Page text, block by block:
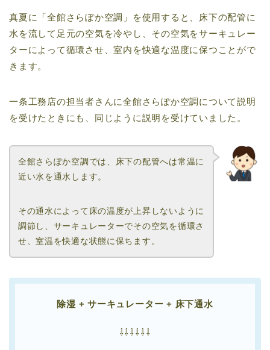
真夏に「全館さらぽか空調」を使用すると、床下の配管に
水を流して足元の空気を冷やし、その空気をサーキュレー
ターによって循環させ、室内を快適な温度に保つことがで
きます。
一条工務店の担当者さんに全館さらぽか空調について説明
を受けたときにも、同じように説明を受けていました。
全館さらぽか空調では、床下の配管へは常温に
近い水を通水します。
その通水によって床の温度が上昇しないように
調節し、サーキュレーターでその空気を循環さ
せ、室温を快適な状態に保ちます。
除湿 + サーキュレーター + 床下通水
⇩⇩⇩⇩⇩⇩